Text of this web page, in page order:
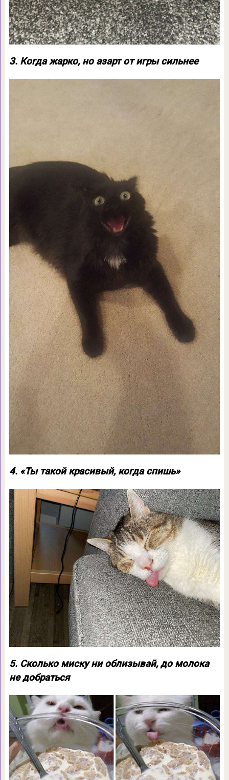
3. Когда жарко, но азарт от игры сильнее
4. «Ты такой красивый, когда спишь»
5. Сколько миску ни облизывай, до молока
не добраться